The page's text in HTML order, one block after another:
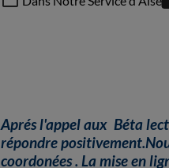
Aprés l'appel aux Béta
répondre
coordonées . La mise en